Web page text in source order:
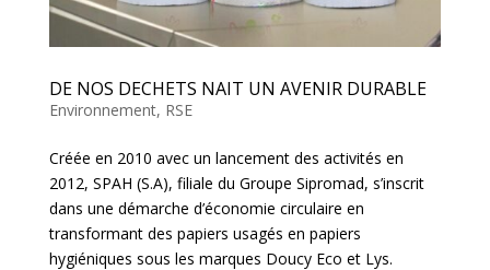
DE NOS DECHETS NAIT UN AVENIR DURABLE
Environnement, RSE
Créée en 2010 avec un lancement des activités en
2012, SPAH (S.A), filiale du Groupe Sipromad, s’inscrit
dans une démarche d’économie circulaire en
transformant des papiers usagés en papiers
hygiéniques sous les marques Doucy Eco et Lys.